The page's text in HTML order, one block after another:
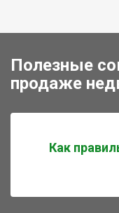
Полезные
продаже
Как